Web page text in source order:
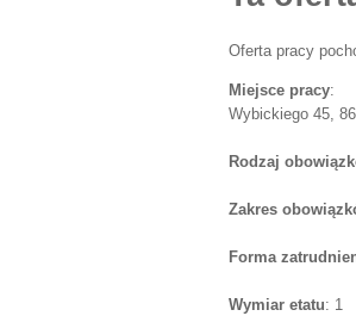
Oferta pracy
Miejsce pracy:
Wybickiego 45,
Rodzaj
Zakres
Forma
Wymiar etatu: 1